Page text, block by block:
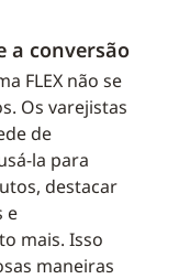
a conversão
FLEX não se
Os varejistas
de
la para
destacar
e
mais. Isso
maneiras